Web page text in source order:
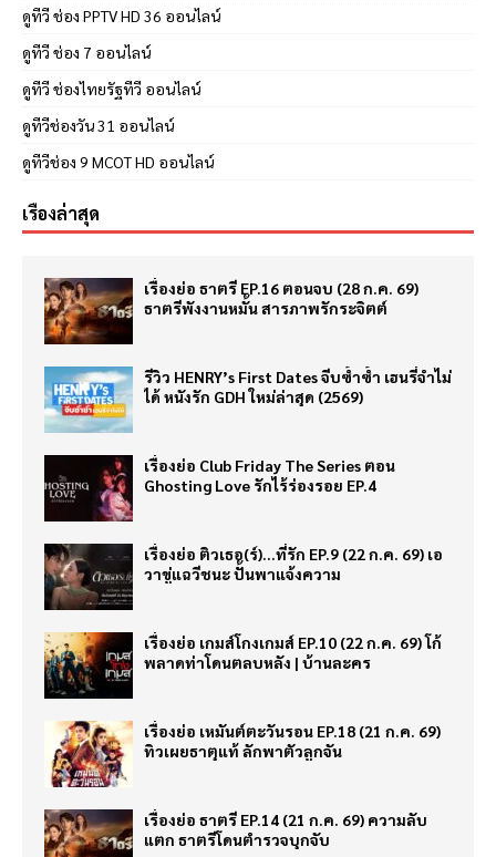
ดูทีวี ช่อง PPTV HD 36 ออนไลน์
ดูทีวี ช่อง 7 ออนไลน์
ดูทีวี ช่องไทยรัฐทีวี ออนไลน์
ดูทีวีช่องวัน 31 ออนไลน์
ดูทีวีช่อง 9 MCOT HD ออนไลน์
เรื่องล่าสุด
เรื่องย่อ ธาตรี EP.16 ตอนจบ (28 ก.ค. 69)
ธาตรีพังงานหมั้น สารภาพรักระจิตต์
รีวิว HENRY’s First Dates จีบซ้ำซ้ำ เฮนรี่จำไม่
ได้ หนังรัก GDH ใหม่ล่าสุด (2569)
เรื่องย่อ Club Friday The Series ตอน
Ghosting Love รักไร้ร่องรอย EP.4
เรื่องย่อ ติวเธอ(ร์)…ที่รัก EP.9 (22 ก.ค. 69) เอ
วาขู่แฉวีชนะ ปั้นพาแจ้งความ
เรื่องย่อ เกมส์โกงเกมส์ EP.10 (22 ก.ค. 69) โก้
พลาดท่าโดนตลบหลัง | บ้านละคร
เรื่องย่อ เหมันต์ตะวันรอน EP.18 (21 ก.ค. 69)
ทิวเผยธาตุแท้ ลักพาตัวลูกจัน
เรื่องย่อ ธาตรี EP.14 (21 ก.ค. 69) ความลับ
แตก ธาตรีโดนตำรวจบุกจับ